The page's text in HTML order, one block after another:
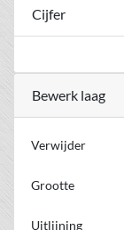
Cijfer
Bewerk laag
Verwijder
Grootte
Uitlijning